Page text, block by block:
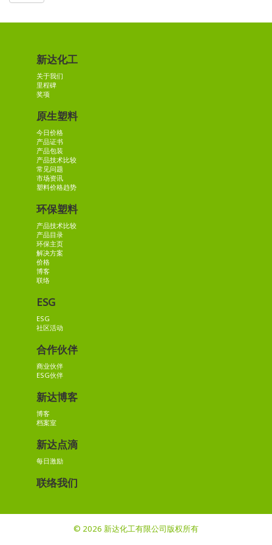
新达化工
关于我们
里程碑
奖项
原生塑料
今日价格
产品证书
产品包装
产品技术比较
常见问题
市场资讯
塑料价格趋势
环保塑料
产品技术比较
产品目录
环保主页
解决方案
价格
博客
联络
ESG
ESG
社区活动
合作伙伴
商业伙伴
ESG伙伴
新达博客
博客
档案室
新达点滴
每日激励
联络我们
© 2026 新达化工有限公司版权所有